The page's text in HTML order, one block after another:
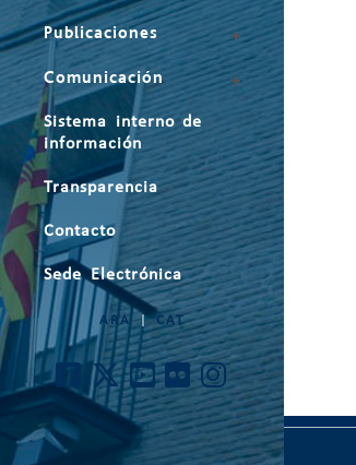
Publicaciones
Comunicación
Sistema interno de
información
Transparencia
Contacto
Sede Electrónica
ARA |CAT